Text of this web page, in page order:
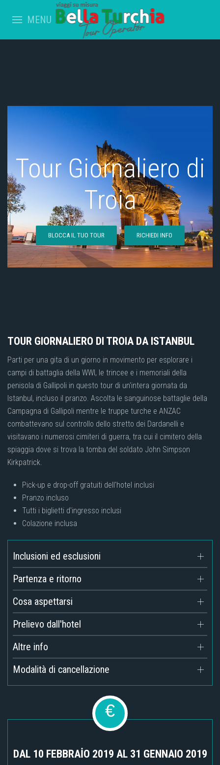
MENU
Tour Giornaliero di
Troia
BLOCCA IL TUO TOUR RICHIEDI INFO
TOUR GIORNALIERO DI TROIA DA ISTANBUL
Parti per una gita di un giorno in movimento per esplorare i
campi di battaglia della WWI, le trincee e i memoriali della
penisola di Gallipoli in questo tour di un'intera giornata da
Istanbul, incluso il pranzo. Ascolta le sanguinose battaglie della
Campagna di Gallipoli mentre le truppe turche e ANZAC
combattevano sul controllo dello stretto dei Dardanelli e
visitavano i numerosi cimiteri di guerra, tra cui il cimitero della
spiaggia dove si trova la tomba del soldato John Simpson
Kirkpatrick.
Pick-up e drop-off gratuiti dell'hotel inclusi
Pranzo incluso
Tutti i biglietti d'ingresso inclusi
Colazione inclusa
Inclusioni ed esclusioni
Partenza e ritorno
Cosa aspettarsi
Prelievo dall'hotel
Altre info
Modalità di cancellazione
€
DAL 10 FEBBRAİO 2019 AL 31 GENNAIO 2019